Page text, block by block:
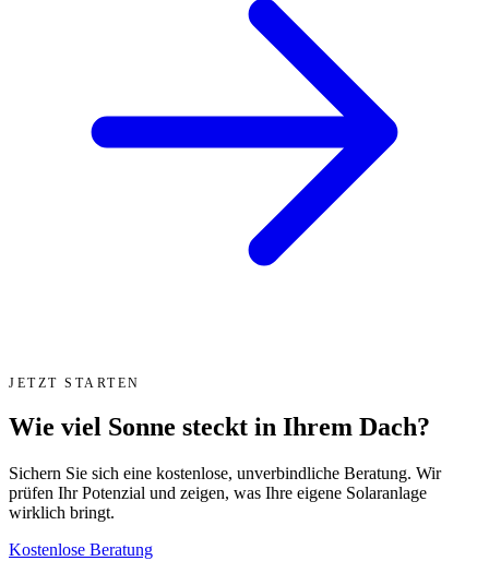
JETZT STARTEN
Wie viel Sonne steckt in Ihrem Dach?
Sichern Sie sich eine kostenlose, unverbindliche Beratung. Wir
prüfen Ihr Potenzial und zeigen, was Ihre eigene Solaranlage
wirklich bringt.
Kostenlose Beratung